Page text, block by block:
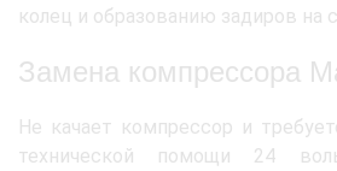
колец и образованию задиров на
Замена компрессора
Не качает компрессор и
технической помощи 24